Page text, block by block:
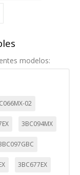
modelos:
02
3BC094MX
3BC677EX